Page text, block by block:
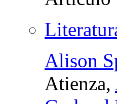
Alison
Atienza,